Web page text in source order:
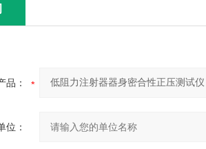
品：
位：